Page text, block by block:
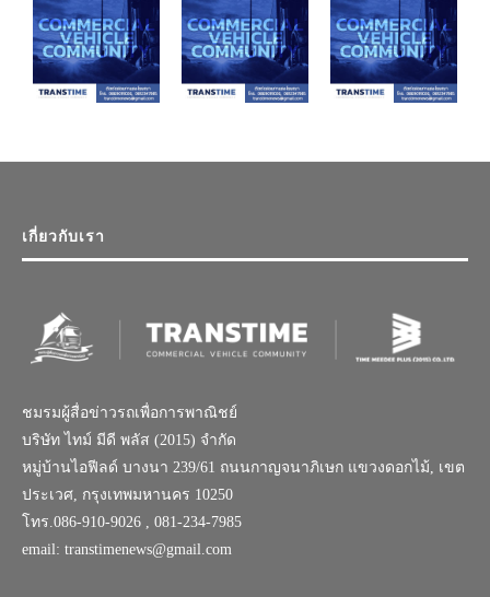
เกี่ยวกับเรา
ชมรมผู้สื่อข่าวรถเพื่อการพาณิชย์
บริษัท ไทม์ มีดี พลัส (2015) จำกัด
หมู่บ้านไอฟีลด์ บางนา 239/61 ถนนกาญจนาภิเษก แขวงดอกไม้, เขต
ประเวศ, กรุงเทพมหานคร 10250
โทร.086-910-9026 , 081-234-7985
email: transtimenews@gmail.com